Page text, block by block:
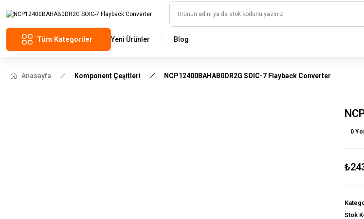
HAYAL ET - TASARLA -
Tüm Kategoriler Yeni Ürünler Blog
Anasayfa Komponent Çeşitleri NCP12400BAHAB0DR2G SOIC-7 Flayback Converter
0
Stok